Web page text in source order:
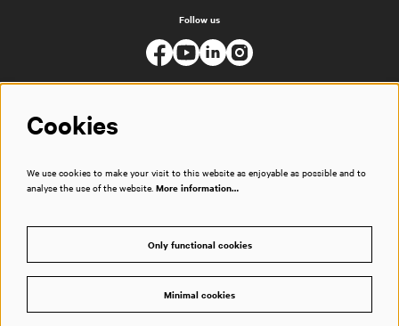
Follow us
Cookies
We use cookies to make your visit to this website as enjoyable as possible and to
analyse the use of the website. More information…
Only functional cookies
Minimal cookies